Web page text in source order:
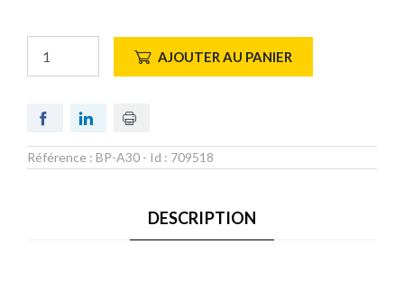
AJOUTER AU PANIER
Référence : BP-A30 - Id : 709518
DESCRIPTION